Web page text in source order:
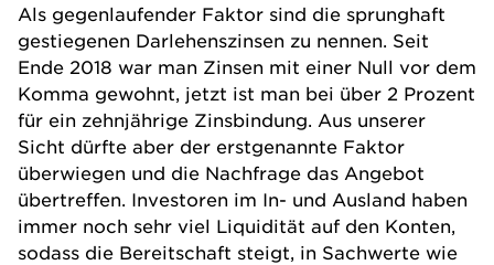
Als gegenlaufender Faktor sind die sprunghaft
gestiegenen Darlehenszinsen zu nennen. Seit
Ende 2018 war man Zinsen mit einer Null vor dem
Komma gewohnt, jetzt ist man bei über 2 Prozent
für ein zehnjährige Zinsbindung. Aus unserer
Sicht dürfte aber der erstgenannte Faktor
überwiegen und die Nachfrage das Angebot
übertreffen. Investoren im In- und Ausland haben
immer noch sehr viel Liquidität auf den Konten,
sodass die Bereitschaft steigt, in Sachwerte wie